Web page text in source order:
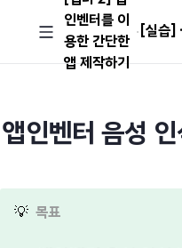
인벤터를 이
용한 간단한
앱 제작하기
[실
앱인벤터 음성 인
💡 목표